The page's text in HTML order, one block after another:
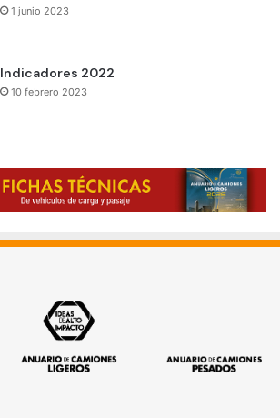
1 junio 2023
Indicadores 2022
10 febrero 2023